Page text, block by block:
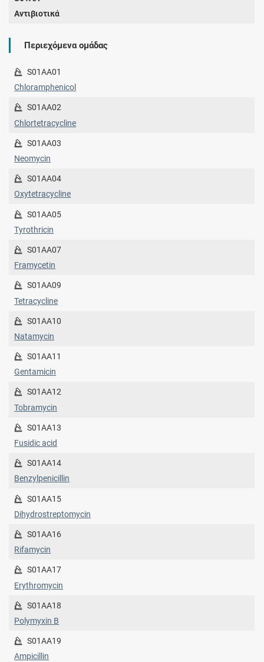
Αντιβιοτικά
Περιεχόμενα ομάδας
S01AA01
Chloramphenicol
S01AA02
Chlortetracycline
S01AA03
Neomycin
S01AA04
Oxytetracycline
S01AA05
Tyrothricin
S01AA07
Framycetin
S01AA09
Tetracycline
S01AA10
Natamycin
S01AA11
Gentamicin
S01AA12
Tobramycin
S01AA13
Fusidic acid
S01AA14
Benzylpenicillin
S01AA15
Dihydrostreptomycin
S01AA16
Rifamycin
S01AA17
Erythromycin
S01AA18
Polymyxin B
S01AA19
Ampicillin